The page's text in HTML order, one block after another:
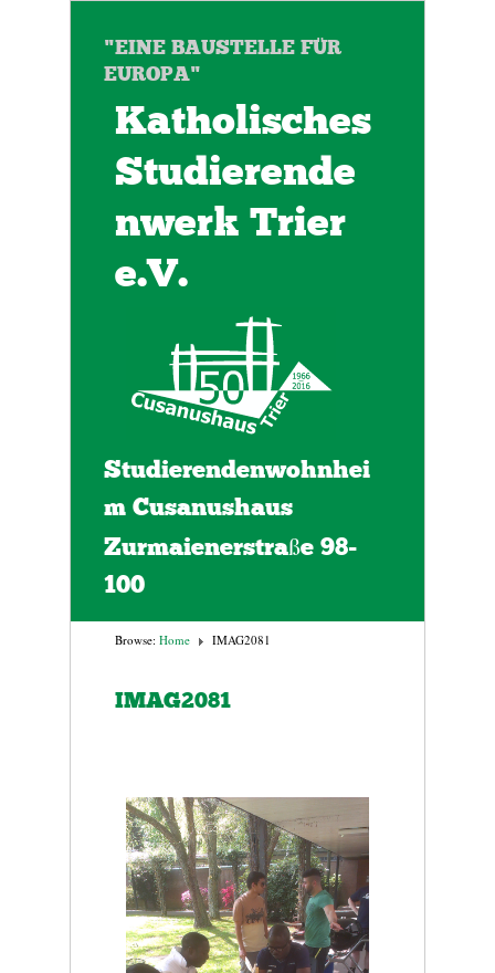
"EINE BAUSTELLE FÜR
EUROPA"
Katholisches
Studierende
nwerk Trier
e.V.
Studierendenwohnhei
m Cusanushaus
Zurmaienerstraße 98-
100
Browse: Home IMAG2081
IMAG2081